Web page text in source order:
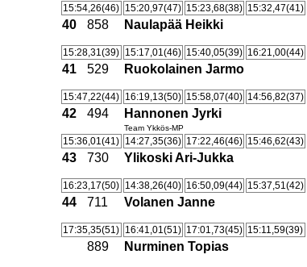
15:54,26(46) 15:20,97(47) 15:23,68(38) 15:32,47(41)
40 858 Naulapää Heikki
15:28,31(39) 15:17,01(46) 15:40,05(39) 16:21,00(44)
41 529 Ruokolainen Jarmo
15:47,22(44) 16:19,13(50) 15:58,07(40) 14:56,82(37)
42 494 Hannonen Jyrki
Team Ykkös-MP
15:36,01(41) 14:27,35(36) 17:22,46(46) 15:46,62(43)
43 730 Ylikoski Ari-Jukka
16:23,17(50) 14:38,26(40) 16:50,09(44) 15:37,51(42)
44 711 Volanen Janne
17:35,35(51) 16:41,01(51) 17:01,73(45) 15:11,59(39)
889 Nurminen Topias